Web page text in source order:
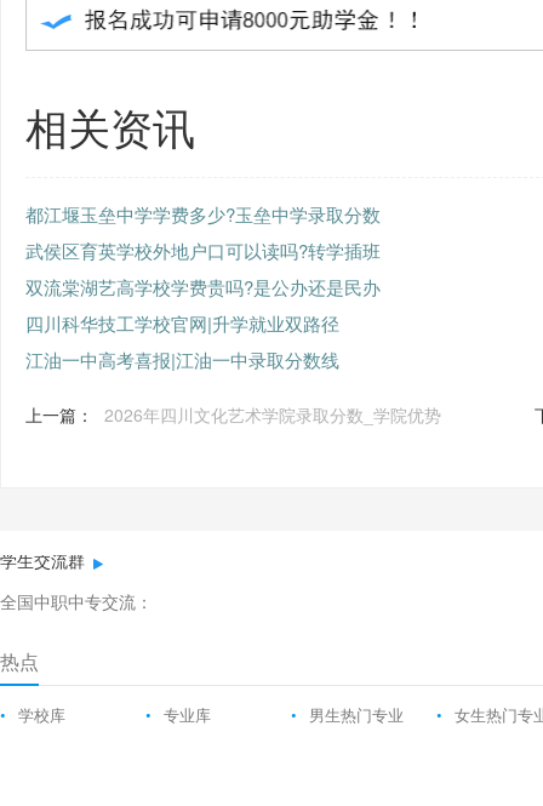
相关资讯
都江堰玉垒中学学费多少?玉垒中学录取分数
武侯区育英学校外地户口可以读吗?转学插班
双流棠湖艺高学校学费贵吗?是公办还是民办
四川科华技工学校官网|升学就业双路径
江油一中高考喜报|江油一中录取分数线
上一篇： 2026年四川文化艺术学院录取分数_学院优势
学生交流群
全国中职中专交流：
热点
• 学校库 • 专业库 • 男生热门专业 • 女生热门专